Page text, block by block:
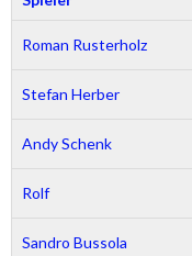
Roman Rusterholz
Stefan Herber
Andy Schenk
Rolf
Sandro Bussola